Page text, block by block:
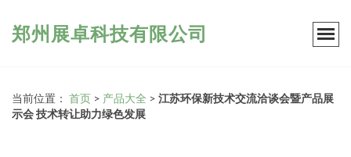
郑州展卓科技有限公司
当前位置： 首页 > 产品大全 > 江苏环保新技术交流洽谈会暨产品展
示会 技术转让助力绿色发展